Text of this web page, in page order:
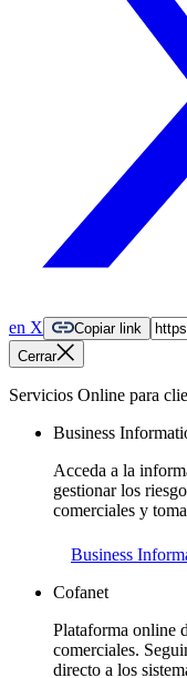
en X
Copiar link
Cerrar
Servicios Online para
Business
Acceda a la
gestionar los
comerciales y
Business
Cofanet
Plataforma online
comerciales.
directo a los